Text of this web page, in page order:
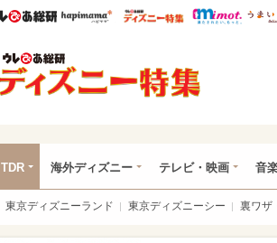
ウレぴあ総研ハピママ* ウレぴあ総研
TDR 海外ディズニー テレビ・映画 音
東京ディズニーランド 東京ディズニーシー 裏ワザ